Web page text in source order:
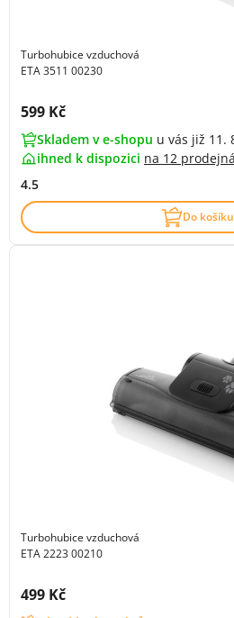
Turbohubice vzduchová
ETA 3511 00230
Cena s DPH:
599 Kč
Skladem v e-shopu u vás již 11.
ihned k dispozici na 12
4.5
Do košíku
Turbohubice vzduchová
ETA 2223 00210
Cena s DPH:
499 Kč